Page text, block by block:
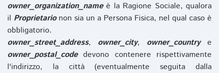
owner_organization_nameè la Ragione Sociale, qualora
il Proprietarionon sia un a Persona Fisica, nel qual caso è
obbligatorio.
owner_street_address, owner_city, owner_countrye
owner_postal_codedevono contenere rispettivamente
l'indirizzo, la città (eventualmente seguita dalla